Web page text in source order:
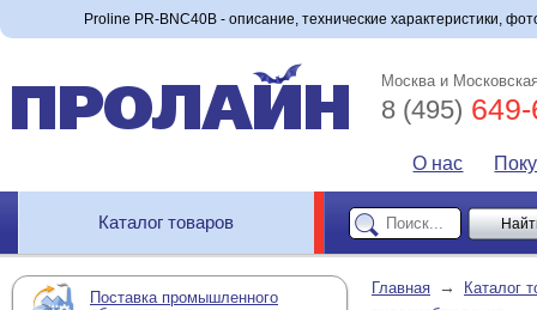
Proline PR-BNC40B - описание, технические характеристики,
Москва и
8 (495)
О нас
Каталог товаров
Поставка промышленного
Главная →
Каталог